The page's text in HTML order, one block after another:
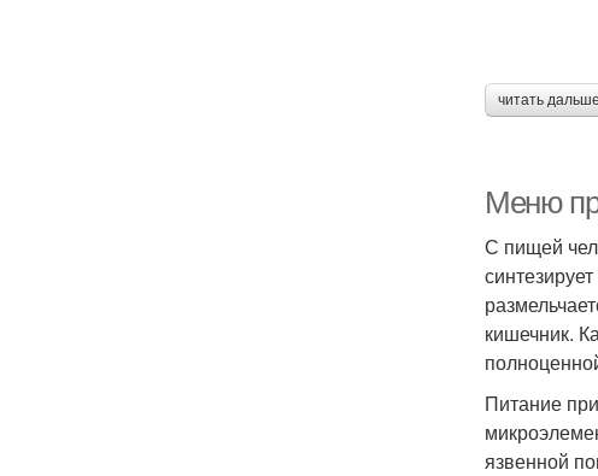
читать
Меню
С пищей
кишечник.
Питание
язвенной